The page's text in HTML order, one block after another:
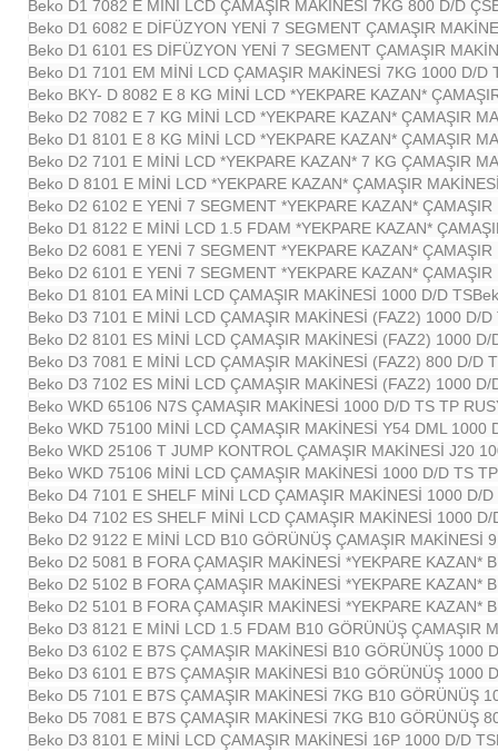
Beko D1 7082 E MİNİ LCD ÇAMAŞIR MAKİNESİ 7KG 800 D/D ÇS
Beko D1 6082 E DİFÜZYON YENİ 7 SEGMENT ÇAMAŞIR
Beko D1 6101 ES DİFÜZYON YENİ 7 SEGMENT ÇAMAŞIR
Beko D1 7101 EM MİNİ LCD ÇAMAŞIR MAKİNESİ 7KG 1000 D/D
Beko BKY- D 8082 E 8 KG MİNİ LCD *YEKPARE KAZAN*
Beko D2 7082 E 7 KG MİNİ LCD *YEKPARE KAZAN* ÇAMAŞIR
Beko D1 8101 E 8 KG MİNİ LCD *YEKPARE KAZAN* ÇAMAŞIR
Beko D2 7101 E MİNİ LCD *YEKPARE KAZAN* 7 KG ÇAMAŞIR
Beko D 8101 E MİNİ LCD *YEKPARE KAZAN* ÇAMAŞIR
Beko D2 6102 E YENİ 7 SEGMENT *YEKPARE KAZAN*
Beko D1 8122 E MİNİ LCD 1.5 FDAM *YEKPARE KAZAN*
Beko D2 6081 E YENİ 7 SEGMENT *YEKPARE KAZAN*
Beko D2 6101 E YENİ 7 SEGMENT *YEKPARE KAZAN*
Beko D1 8101 EA MİNİ LCD ÇAMAŞIR MAKİNESİ 1000 D/D TS
Beko D3 7101 E MİNİ LCD ÇAMAŞIR MAKİNESİ (FAZ2) 1000 D/D
Beko D2 8101 ES MİNİ LCD ÇAMAŞIR MAKİNESİ (FAZ2) 1000 D/
Beko D3 7081 E MİNİ LCD ÇAMAŞIR MAKİNESİ (FAZ2) 800 D/D
Beko D3 7102 ES MİNİ LCD ÇAMAŞIR MAKİNESİ (FAZ2) 1000 D/
Beko WKD 65106 N7S ÇAMAŞIR MAKİNESİ 1000 D/D TS TP
Beko WKD 75100 MİNİ LCD ÇAMAŞIR MAKİNESİ Y54 DML 1000
Beko WKD 25106 T JUMP KONTROL ÇAMAŞIR MAKİNESİ J20
Beko WKD 75106 MİNİ LCD ÇAMAŞIR MAKİNESİ 1000 D/D TS
Beko D4 7101 E SHELF MİNİ LCD ÇAMAŞIR MAKİNESİ 1000 D/D
Beko D4 7102 ES SHELF MİNİ LCD ÇAMAŞIR MAKİNESİ 1000 D/
Beko D2 9122 E MİNİ LCD B10 GÖRÜNÜŞ ÇAMAŞIR MAKİNESİ
Beko D2 5081 B FORA ÇAMAŞIR MAKİNESİ *YEKPARE KAZAN*
Beko D2 5102 B FORA ÇAMAŞIR MAKİNESİ *YEKPARE KAZAN*
Beko D2 5101 B FORA ÇAMAŞIR MAKİNESİ *YEKPARE KAZAN*
Beko D3 8121 E MİNİ LCD 1.5 FDAM B10 GÖRÜNÜŞ ÇAMAŞIR
Beko D3 6102 E B7S ÇAMAŞIR MAKİNESİ B10 GÖRÜNÜŞ 1000
Beko D3 6101 E B7S ÇAMAŞIR MAKİNESİ B10 GÖRÜNÜŞ 1000
Beko D5 7101 E B7S ÇAMAŞIR MAKİNESİ 7KG B10 GÖRÜNÜŞ
Beko D5 7081 E B7S ÇAMAŞIR MAKİNESİ 7KG B10 GÖRÜNÜŞ
Beko D3 8101 E MİNİ LCD ÇAMAŞIR MAKİNESİ 16P 1000 D/D TS